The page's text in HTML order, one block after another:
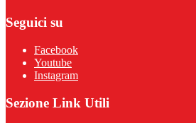
Seguici su
Facebook
Youtube
Instagram
Sezione Link Utili